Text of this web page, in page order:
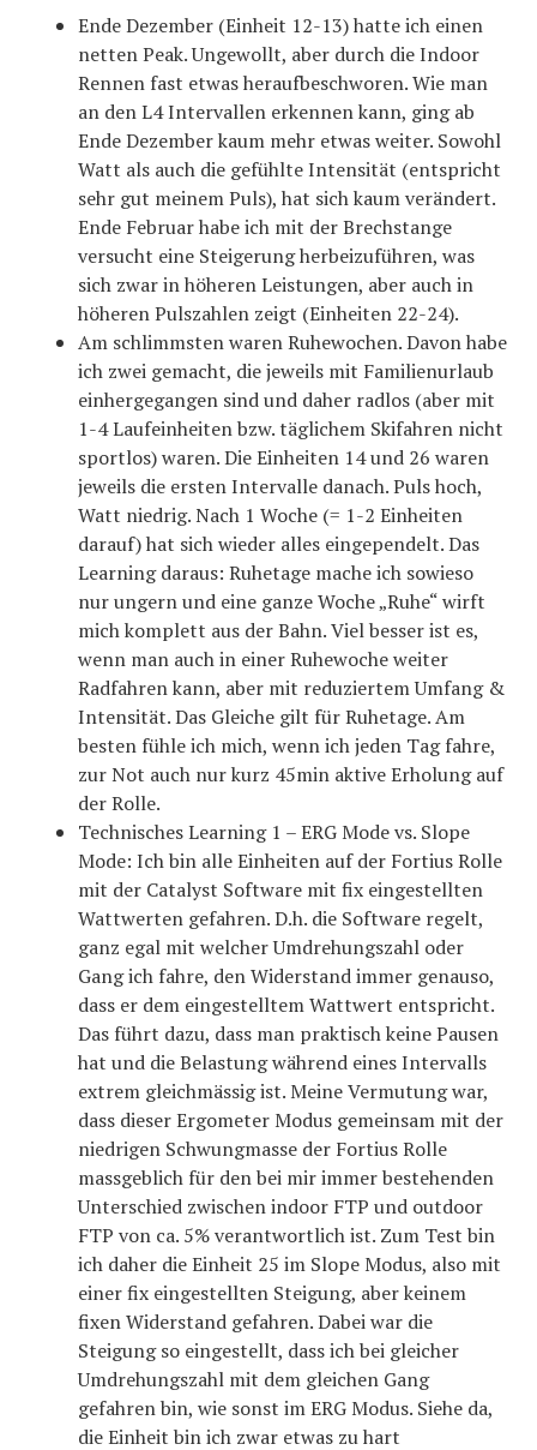
Ende Dezember (Einheit 12-13) hatte ich einen
netten Peak. Ungewollt, aber durch die Indoor
Rennen fast etwas heraufbeschworen. Wie man
an den L4 Intervallen erkennen kann, ging ab
Ende Dezember kaum mehr etwas weiter. Sowohl
Watt als auch die gefühlte Intensität (entspricht
sehr gut meinem Puls), hat sich kaum verändert.
Ende Februar habe ich mit der Brechstange
versucht eine Steigerung herbeizuführen, was
sich zwar in höheren Leistungen, aber auch in
höheren Pulszahlen zeigt (Einheiten 22-24).
Am schlimmsten waren Ruhewochen. Davon habe
ich zwei gemacht, die jeweils mit Familienurlaub
einhergegangen sind und daher radlos (aber mit
1-4 Laufeinheiten bzw. täglichem Skifahren nicht
sportlos) waren. Die Einheiten 14 und 26 waren
jeweils die ersten Intervalle danach. Puls hoch,
Watt niedrig. Nach 1 Woche (= 1-2 Einheiten
darauf) hat sich wieder alles eingependelt. Das
Learning daraus: Ruhetage mache ich sowieso
nur ungern und eine ganze Woche „Ruhe“ wirft
mich komplett aus der Bahn. Viel besser ist es,
wenn man auch in einer Ruhewoche weiter
Radfahren kann, aber mit reduziertem Umfang &
Intensität. Das Gleiche gilt für Ruhetage. Am
besten fühle ich mich, wenn ich jeden Tag fahre,
zur Not auch nur kurz 45min aktive Erholung auf
der Rolle.
Technisches Learning 1 – ERG Mode vs. Slope
Mode: Ich bin alle Einheiten auf der Fortius Rolle
mit der Catalyst Software mit fix eingestellten
Wattwerten gefahren. D.h. die Software regelt,
ganz egal mit welcher Umdrehungszahl oder
Gang ich fahre, den Widerstand immer genauso,
dass er dem eingestelltem Wattwert entspricht.
Das führt dazu, dass man praktisch keine Pausen
hat und die Belastung während eines Intervalls
extrem gleichmässig ist. Meine Vermutung war,
dass dieser Ergometer Modus gemeinsam mit der
niedrigen Schwungmasse der Fortius Rolle
massgeblich für den bei mir immer bestehenden
Unterschied zwischen indoor FTP und outdoor
FTP von ca. 5% verantwortlich ist. Zum Test bin
ich daher die Einheit 25 im Slope Modus, also mit
einer fix eingestellten Steigung, aber keinem
fixen Widerstand gefahren. Dabei war die
Steigung so eingestellt, dass ich bei gleicher
Umdrehungszahl mit dem gleichen Gang
gefahren bin, wie sonst im ERG Modus. Siehe da,
die Einheit bin ich zwar etwas zu hart